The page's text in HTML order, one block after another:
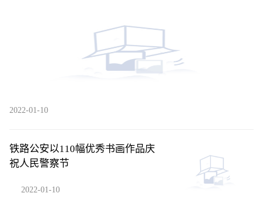
2022-01-10
铁路公安以110幅优秀书画作品庆
祝人民警察节
2022-01-10